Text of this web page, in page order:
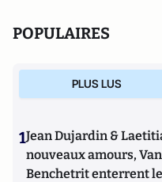
POPULAIRES
PLUS LUS
1Jean Dujardin &
nouveaux amours,
Benchetrit enterrent